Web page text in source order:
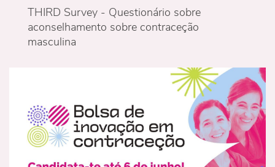
THIRD Survey - Questionário sobre
aconselhamento sobre contraceção
masculina